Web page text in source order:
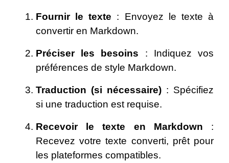
Fournir le texte : Envoyez le texte à
convertir en Markdown.
Préciser les besoins : Indiquez vos
préférences de style Markdown.
Traduction (si nécessaire) : Spécifiez
si une traduction est requise.
Recevoir le texte en Markdown :
Recevez votre texte converti, prêt pour
les plateformes compatibles.